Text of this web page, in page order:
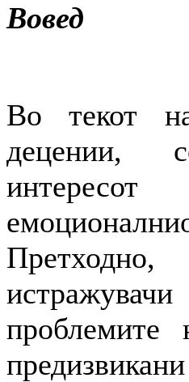
Вовед
Во текот
децении,
проблемите